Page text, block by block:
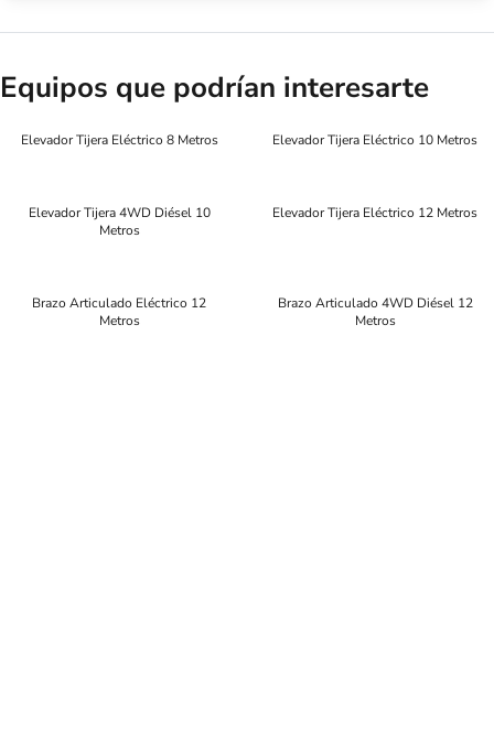
Equipos que podrían interesarte
Elevador Tijera Eléctrico 8 Metros Elevador Tijera Eléctrico 10 Metros
Elevador Tijera 4WD Diésel 10
Metros
Elevador Tijera Eléctrico 12 Metros
Brazo Articulado Eléctrico 12
Metros
Brazo Articulado 4WD Diésel 12
Metros